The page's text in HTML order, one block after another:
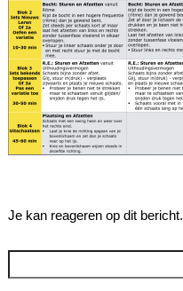
Je kan reageren op dit bericht.